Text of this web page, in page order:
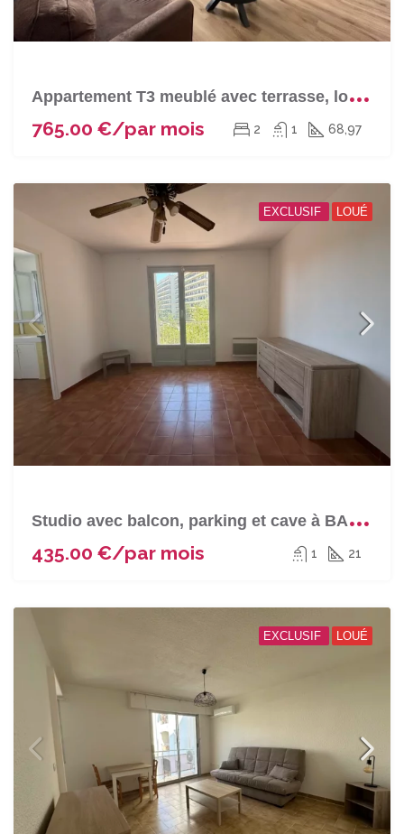
A
ppartement T3 meublé avec terrasse, loggia, parking et cave à BASTIA (Sortie Sud)
765.00 €/par mois 2 1 68,97
EXCLUSIF LOUÉ
S
tudio avec balcon, parking et cave à BASTIA (Quartier Toga)
435.00 €/par mois 1 21
EXCLUSIF LOUÉ